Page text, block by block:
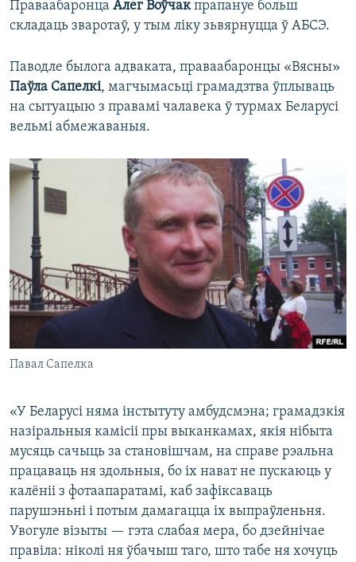
Праваабаронца Алег Воўчакпрапануе больш
складаць зваротаў, у тым ліку зьвярнуцца ў АБСЭ.
Паводле былога адваката, праваабаронцы «Вясны»
Паўла Сапелкі, магчымасьці грамадзтва ўплываць
на сытуацыю з правамі чалавека ў турмах Беларусі
вельмі абмежаваныя.
Павал Сапелка
«У Беларусі няма інстытуту амбудсмэна; грамадзкія
назіральныя камісіі пры выканкамах, якія нібыта
мусяць сачыць за становішчам, на справе рэальна
працаваць ня здольныя, бо іх нават не пускаюць у
калёніі з фотаапаратамі, каб зафіксаваць
парушэньні і потым дамагацца іх выпраўленьня.
Увогуле візыты — гэта слабая мера, бо дзейнічае
правіла: ніколі ня ўбачыш таго, што табе ня хочуць